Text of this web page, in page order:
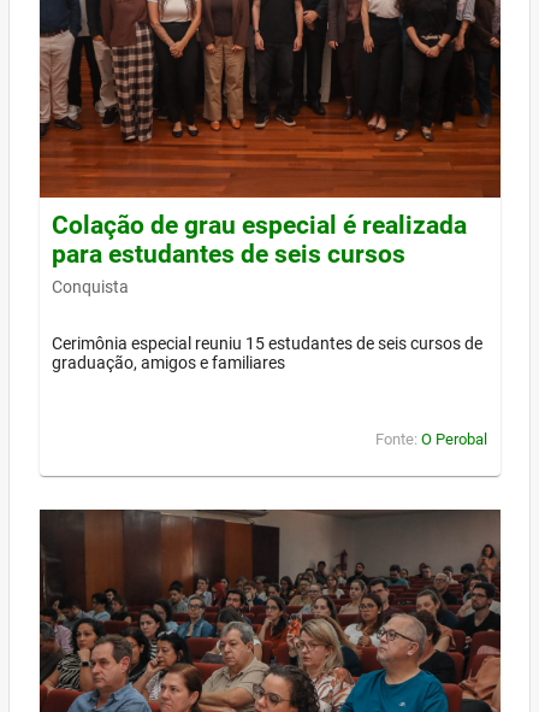
Colação de grau especial é realizada
para estudantes de seis cursos
Conquista
Cerimônia especial reuniu 15 estudantes de seis cursos de
graduação, amigos e familiares
Fonte: O Perobal